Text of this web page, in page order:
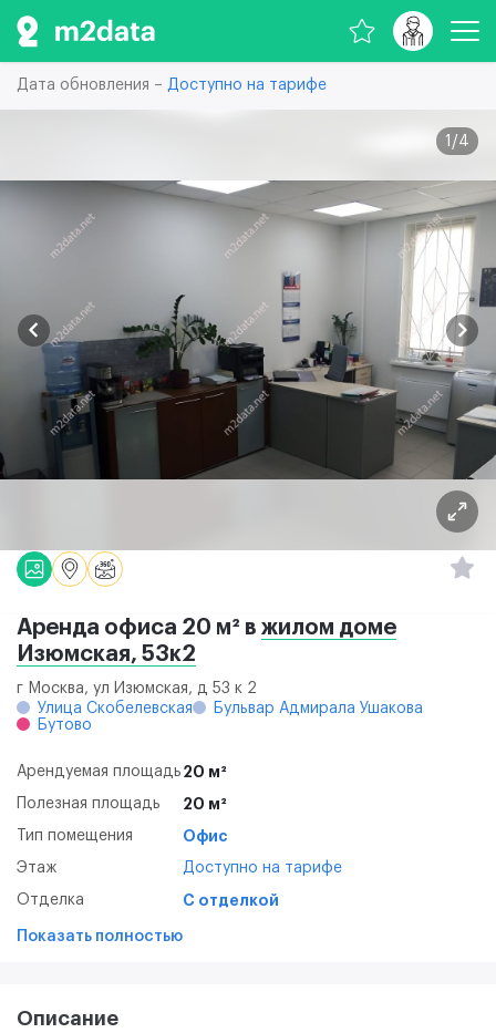
Дата обновления – Доступно на тарифе
1 /4
Аренда офиса 20 м² в жилом доме
Изюмская, 53к2
г Москва, ул Изюмская, д 53 к 2
Улица Скобелевская
Бульвар Адмирала Ушакова
Бутово
Арендуемая площадь 20 м²
Полезная площадь 20 м²
Тип помещения Офис
Этаж Доступно на тарифе
Отделка С отделкой
Показать полностью
Описание